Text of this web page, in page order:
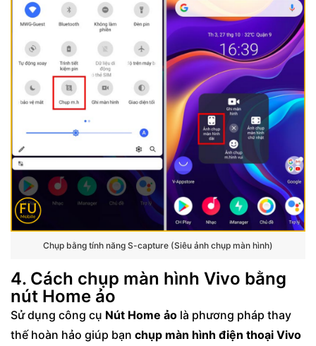
Chụp bằng tính năng S-capture (Siêu ảnh chụp màn hình)
4. Cách chụp màn hình Vivo bằng
nút Home ảo
Sử dụng công cụ Nút Home ảo là phương pháp thay
thế hoàn hảo giúp bạn chụp màn hình điện thoại Vivo